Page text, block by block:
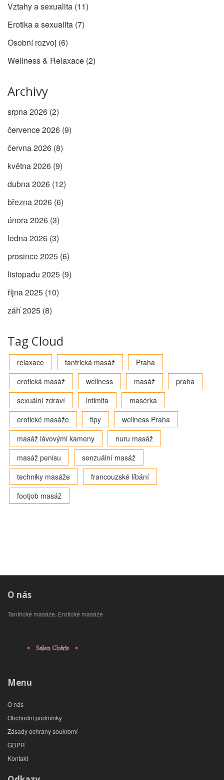
Vztahy a sexualita (11)
Erotika a sexualita (7)
Osobní rozvoj (6)
Wellness & Relaxace (2)
Archivy
srpna 2026 (2)
července 2026 (9)
června 2026 (8)
května 2026 (9)
dubna 2026 (12)
března 2026 (6)
února 2026 (3)
ledna 2026 (3)
prosince 2025 (6)
listopadu 2025 (9)
října 2025 (10)
září 2025 (8)
Tag Cloud
relaxace tantrická masáž
Praha
erotická masáž
wellness masáž
praha
sexuální zdraví
intimita
masérka
erotické masáže
tipy
wellness Praha
masáž lávovými kameny
nuru masáž
masáž penisu
senzuální masáž
techniky masáže
francouzské líbání
footjob masáž
O nás
Tantrické masáže, Erotické masáže
Menu
O nás
Obchodní podmínky
Zásady ochrany soukromí
GDPR
Kontakt